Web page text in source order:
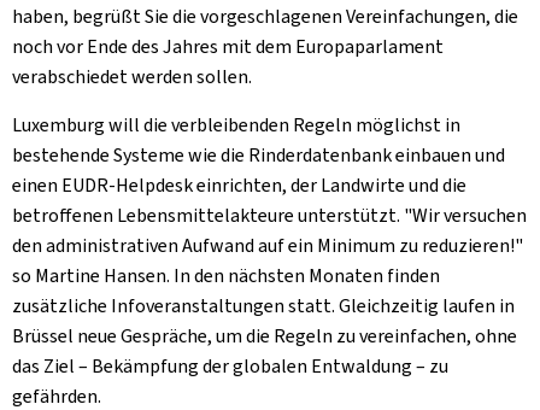
haben, begrüßt Sie die vorgeschlagenen Vereinfachungen, die
noch vor Ende des Jahres mit dem Europaparlament
verabschiedet werden sollen.
Luxemburg will die verbleibenden Regeln möglichst in
bestehende Systeme wie die Rinderdatenbank einbauen und
einen EUDR-Helpdesk einrichten, der Landwirte und die
betroffenen Lebensmittelakteure unterstützt. "Wir versuchen
den administrativen Aufwand auf ein Minimum zu reduzieren!"
so Martine Hansen. In den nächsten Monaten finden
zusätzliche Infoveranstaltungen statt. Gleichzeitig laufen in
Brüssel neue Gespräche, um die Regeln zu vereinfachen, ohne
das Ziel – Bekämpfung der globalen Entwaldung – zu
gefährden.